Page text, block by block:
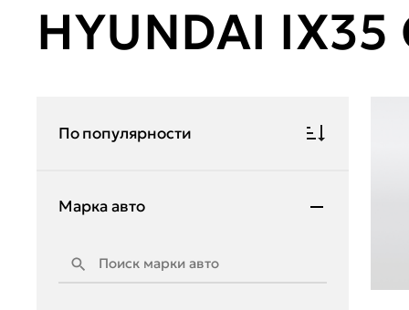
HYUNDAI
По популярности
Марка авто